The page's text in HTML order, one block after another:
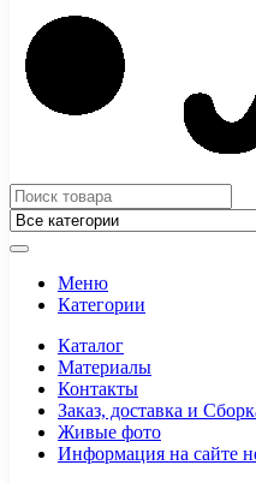
Меню
Категории
Каталог
Материалы
Контакты
Заказ, доставка и
Живые фото
Информация на сайте